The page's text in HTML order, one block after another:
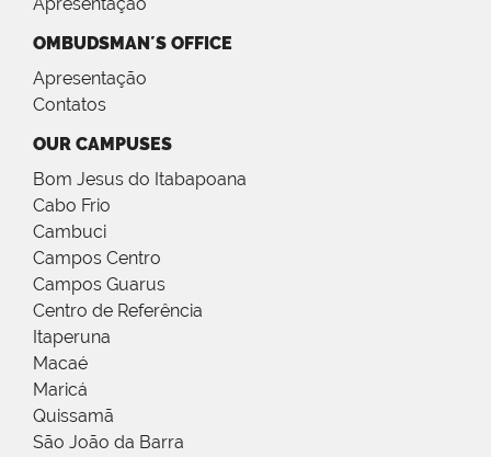
Apresentação
OMBUDSMAN´S OFFICE
Apresentação
Contatos
OUR CAMPUSES
Bom Jesus do Itabapoana
Cabo Frio
Cambuci
Campos Centro
Campos Guarus
Centro de Referência
Itaperuna
Macaé
Maricá
Quissamã
São João da Barra